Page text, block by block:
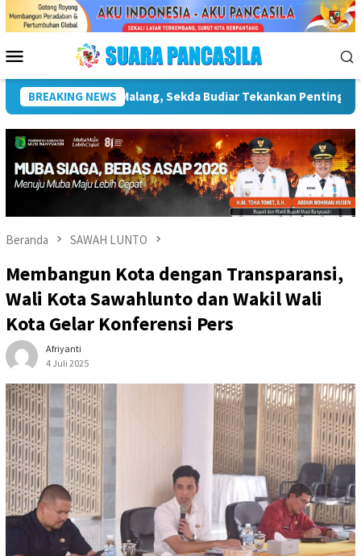
Menu
Mobile
BREAKING NEWS
Kebudayaan Wakil Wali Kota Lepas Lomba Gerak
Beranda SAWAH LUNTO
Membangun Kota dengan Transparansi,
Wali Kota Sawahlunto dan Wakil Wali
Kota Gelar Konferensi Pers
Afriyanti
4 Juli 2025